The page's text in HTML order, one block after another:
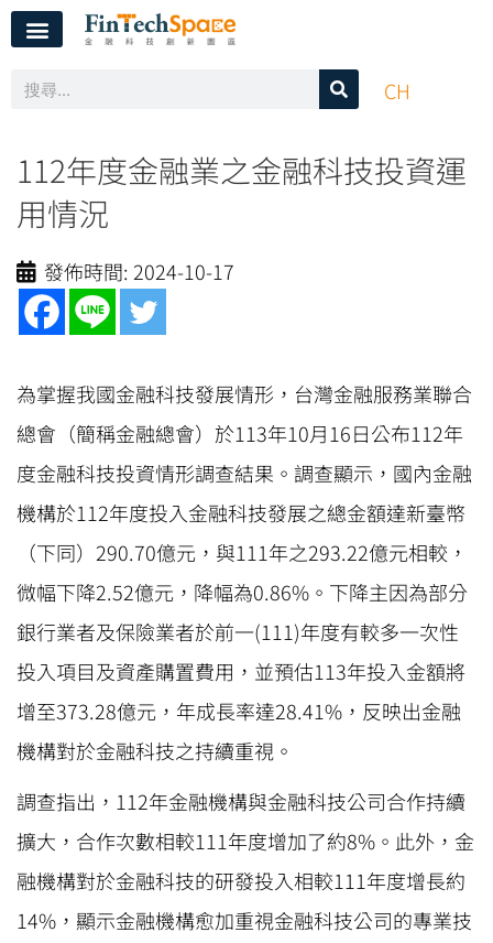
CH
112年度金融業之金融科技投資運
用情況
發佈時間: 2024-10-17
為掌握我國金融科技發展情形，台灣金融服務業聯合
總會（簡稱金融總會）於113年10月16日公布112年
度金融科技投資情形調查結果。調查顯示，國內金融
機構於112年度投入金融科技發展之總金額達新臺幣
（下同）290.70億元，與111年之293.22億元相較，
微幅下降2.52億元，降幅為0.86%。下降主因為部分
銀行業者及保險業者於前一(111)年度有較多一次性
投入項目及資產購置費用，並預估113年投入金額將
增至373.28億元，年成長率達28.41%，反映出金融
機構對於金融科技之持續重視。
調查指出，112年金融機構與金融科技公司合作持續
擴大，合作次數相較111年度增加了約8%。此外，金
融機構對於金融科技的研發投入相較111年度增長約
14%，顯示金融機構愈加重視金融科技公司的專業技